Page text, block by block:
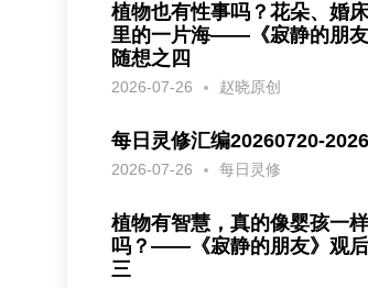
植物也有性事吗？花朵、婚
里的一片海——《寂静的朋
随想之四
2026-07-26 赵晓原创
每日灵修汇编20260720-
2026-07-26 每日灵修
植物有智慧，真的像婴孩一
吗？——《寂静的朋友》观
三